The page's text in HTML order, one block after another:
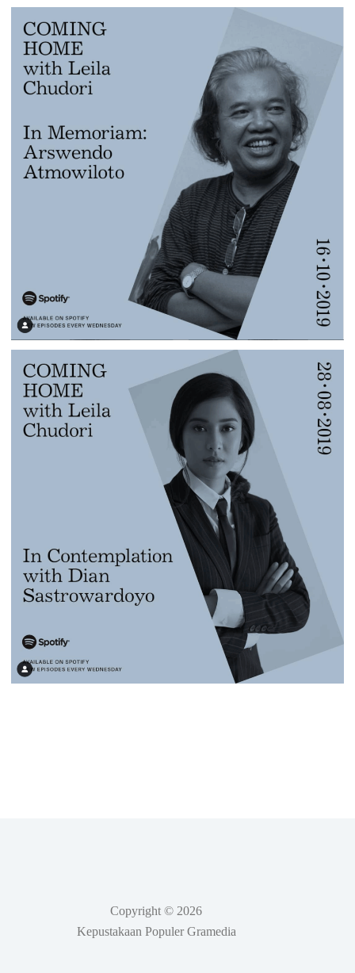
Copyright © 2026
Kepustakaan Populer Gramedia